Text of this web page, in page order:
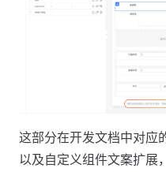
这部分在开发文档中对应
以及自定义组件文案扩展